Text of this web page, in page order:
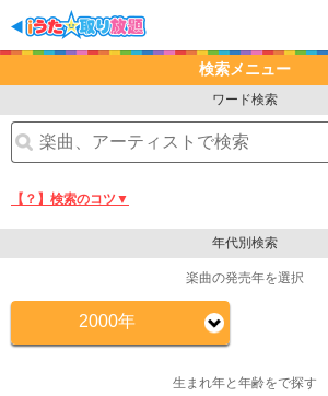
検索メニュー
ワード検索
【？】検索のコツ▼
年代別検索
楽曲の発売年を選択
2000年
生まれ年と年齢をで探す